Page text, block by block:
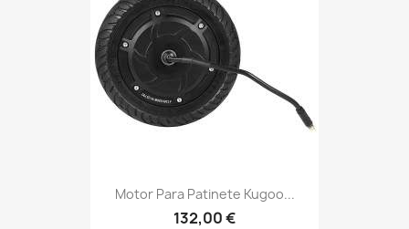
Motor Para Patinete Kugoo...
132,00 €